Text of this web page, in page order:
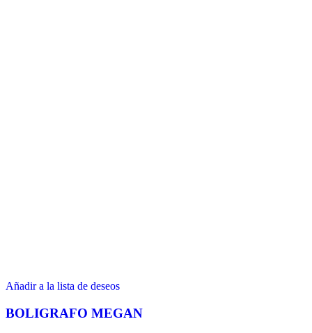
Añadir a la lista de deseos
BOLIGRAFO MEGAN